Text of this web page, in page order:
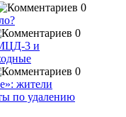
0
0
МЦД-3 и
0
жители
по удалению